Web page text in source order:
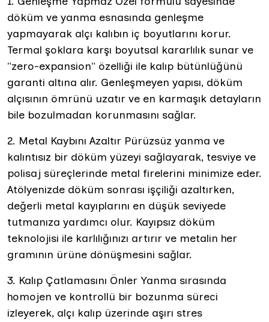
döküm ve yanma esnasında genleşme
yapmayarak alçı kalıbın iç boyutlarını korur.
Termal şoklara karşı boyutsal kararlılık sunar ve
"zero-expansion" özelliği ile kalıp bütünlüğünü
garanti altına alır. Genleşmeyen yapısı, döküm
alçısının ömrünü uzatır ve en karmaşık detayların
bile bozulmadan korunmasını sağlar.
2. Metal Kaybını Azaltır Pürüzsüz yanma ve
kalıntısız bir döküm yüzeyi sağlayarak, tesviye ve
polisaj süreçlerinde metal firelerini minimize eder.
Atölyenizde döküm sonrası işçiliği azaltırken,
değerli metal kayıplarını en düşük seviyede
tutmanıza yardımcı olur. Kayıpsız döküm
teknolojisi ile karlılığınızı artırır ve metalin her
gramının ürüne dönüşmesini sağlar.
3. Kalıp Çatlamasını Önler Yanma sırasında
homojen ve kontrollü bir bozunma süreci
izleyerek, alçı kalıp üzerinde aşırı stres